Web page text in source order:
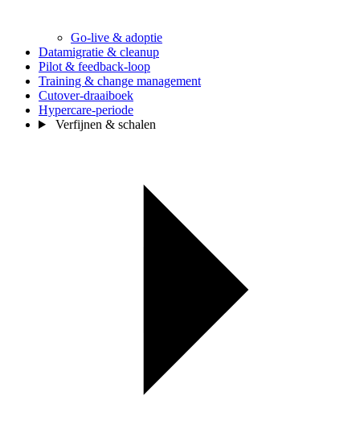
Go-live & adoptie
Datamigratie & cleanup
Pilot & feedback-loop
Training & change management
Cutover-draaiboek
Hypercare-periode
Verfijnen & schalen